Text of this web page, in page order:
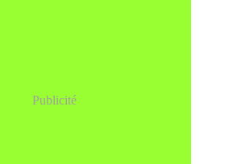
Publicité